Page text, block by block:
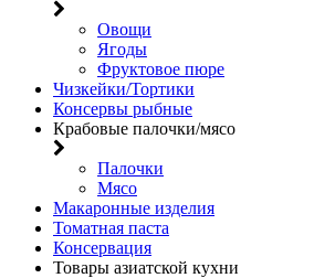
Овощи
Ягоды
Фруктовое пюре
Чизкейки/Тортики
Консервы рыбные
Крабовые палочки/мясо
Палочки
Мясо
Макаронные изделия
Томатная паста
Консервация
Товары азиатской кухни